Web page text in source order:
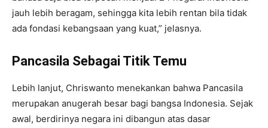
jauh lebih beragam, sehingga kita lebih rentan bila tidak
ada fondasi kebangsaan yang kuat,” jelasnya.
Pancasila Sebagai Titik Temu
Lebih lanjut, Chriswanto menekankan bahwa Pancasila
merupakan anugerah besar bagi bangsa Indonesia. Sejak
awal, berdirinya negara ini dibangun atas dasar